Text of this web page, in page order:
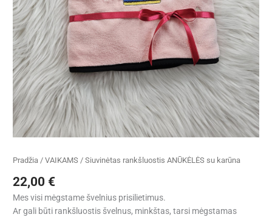
Pradžia /VAIKAMS / Siuvinėtas rankšluostis ANŪKĖLĖS su karūna
22,00 €
Mes visi mėgstame švelnius prisilietimus.
Ar gali būti rankšluostis švelnus, minkštas, tarsi mėgstamas